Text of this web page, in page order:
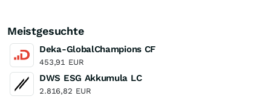
Meistgesuchte
Deka-GlobalChampions CF
453,91 EUR
DWS ESG Akkumula LC
2.816,82 EUR